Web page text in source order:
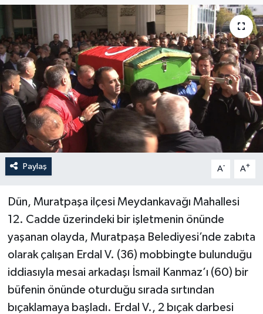
Paylaş A- A+
Dün, Muratpaşa ilçesi Meydankavağı Mahallesi
12. Cadde üzerindeki bir işletmenin önünde
yaşanan olayda, Muratpaşa Belediyesi’nde zabıta
olarak çalışan Erdal V. (36) mobbingte bulunduğu
iddiasıyla mesai arkadaşı İsmail Kanmaz’ı (60) bir
büfenin önünde oturduğu sırada sırtından
bıçaklamaya başladı. Erdal V., 2 bıçak darbesi
Haberler
KANALV Spor
Kültür Sanat
Magazin
Öğle Bülteni
Sağlık
Siyaset
Sosyal medya
Teknoloji